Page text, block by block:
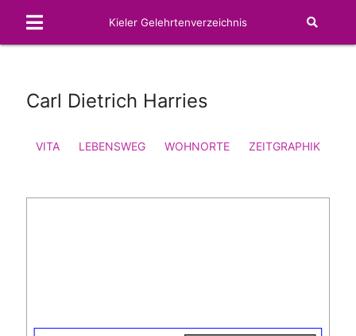
Kieler Gelehrtenverzeichnis
Carl Dietrich Harries
VITA LEBENSWEG WOHNORTE ZEITGRAPHIK